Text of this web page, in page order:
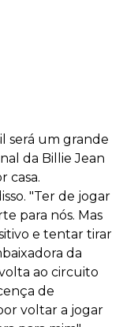
será um grande
da Billie Jean
casa.
"Ter de jogar
para nós. Mas
e tentar tirar
da
ao circuito
de
voltar a jogar